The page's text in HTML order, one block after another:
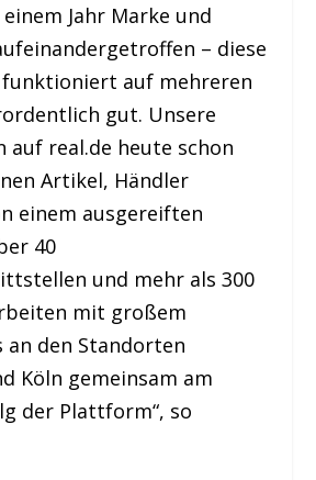
Jahr Marke und
– diese
auf mehreren
gut. Unsere
auf real.de heute schon
Artikel, Händler
einem ausgereiften
40
und mehr als 300
mit großem
an den Standorten
Köln gemeinsam am
der Plattform“, so